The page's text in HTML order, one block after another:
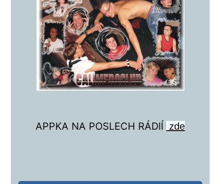
APPKA NA POSLECH RÁDIÍ zde